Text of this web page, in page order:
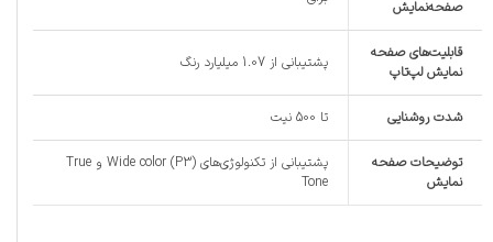
صفحه‌نمایش
قابلیت‌های صفحه
نمایش لپ‌تاپ
پشتیبانی از 1.07 میلیارد رنگ
شدت روشنایی تا 500 نیت
توضیحات صفحه
نمایش
پشتیبانی از تکنولوژی‌های Wide color (P3) و True
Tone